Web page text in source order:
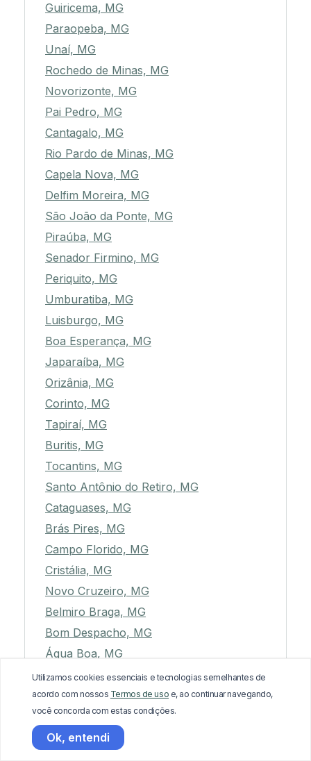
Guiricema, MG
Paraopeba, MG
Unaí, MG
Rochedo de Minas, MG
Novorizonte, MG
Pai Pedro, MG
Cantagalo, MG
Rio Pardo de Minas, MG
Capela Nova, MG
Delfim Moreira, MG
São João da Ponte, MG
Piraúba, MG
Senador Firmino, MG
Periquito, MG
Umburatiba, MG
Luisburgo, MG
Boa Esperança, MG
Japaraíba, MG
Orizânia, MG
Corinto, MG
Tapiraí, MG
Buritis, MG
Tocantins, MG
Santo Antônio do Retiro, MG
Cataguases, MG
Brás Pires, MG
Campo Florido, MG
Cristália, MG
Novo Cruzeiro, MG
Belmiro Braga, MG
Bom Despacho, MG
Água Boa, MG
São Gonçalo do Abaeté, MG
Guaxupé, MG
São José do Mantimento, MG
Rio Acima, MG
Utilizamos cookies essenciais e tecnologias semelhantes de
acordo com nossos Termos de uso e, ao continuar navegando,
você concorda com estas condições.
Ok, entendi